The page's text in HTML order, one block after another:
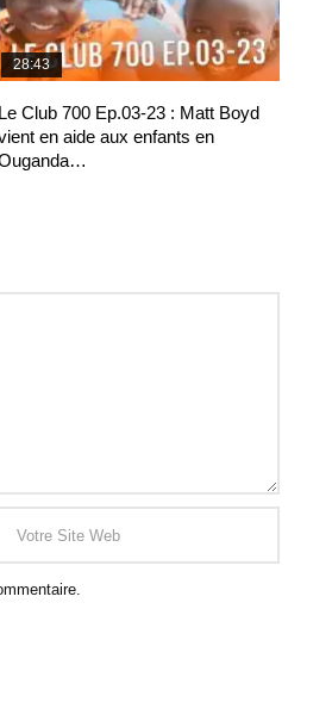
28:43
Le Club 700 Ep.03-23 : Matt Boyd
en aide aux enfants en